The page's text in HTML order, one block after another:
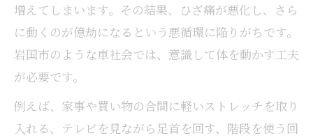
増えてしまいます。その結果、ひざ痛が悪化し、さら
に動くのが億劫になるという悪循環に陥りがちです。
岩国市のような車社会では、意識して体を動かす工夫
が必要です。
例えば、家事や買い物の合間に軽いストレッチを取り
入れる、テレビを見ながら足首を回す、階段を使う回